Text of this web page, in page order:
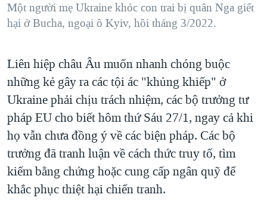
VĂN HOÁ
THỂ THAO
GROUND ZERO – XƯA VÀ NAY
CÁC GIÁ TRỊ CỘNG HÒA Ở VIỆT NAM
THƯỢNG ĐỈNH TRUMP-KIM TẠI VIỆT NAM
TRỊNH VĨNH BÌNH VS. CHÍNH PHỦ VIỆT NAM
NGƯ DÂN VIỆT VÀ LÀN SÓNG TRỘM HẢI SÂM
BÊN KIA QUỐC LỘ: TIẾNG VỌNG TỪ NÔNG THÔN MỸ
QUAN HỆ VIỆT MỸ
Ngôn ngữ khác
Một người mẹ Ukraine khóc con trai bị quân Nga giết
hại ở Bucha, ngoại ô Kyiv, hồi tháng 3/2022.
Liên hiệp châu Âu muốn nhanh chóng buộc
những kẻ gây ra các tội ác "khủng khiếp" ở
Ukraine phải chịu trách nhiệm, các bộ trưởng tư
pháp EU cho biết hôm thứ Sáu 27/1, ngay cả khi
họ vẫn chưa đồng ý về các biện pháp. Các bộ
trưởng đã tranh luận về cách thức truy tố, tìm
kiếm bằng chứng hoặc cung cấp ngân quỹ để
khắc phục thiệt hại chiến tranh.